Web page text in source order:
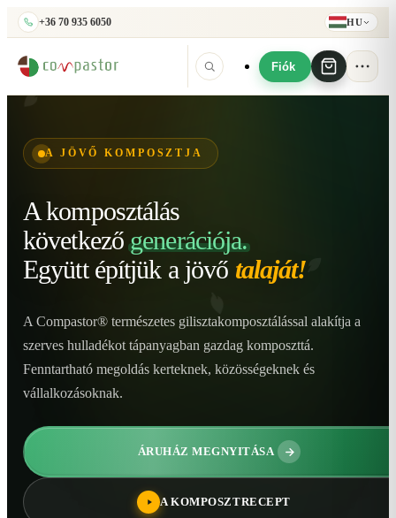
+36 70 935 6050 HU
Fiók
A JÖVŐ KOMPOSZTJA
A komposztálás
következő generációja.
Együtt építjük a jövő talaját!
A Compastor® természetes gilisztakomposztálással alakítja a
szerves hulladékot tápanyagban gazdag komposzttá.
Fenntartható megoldás kerteknek, közösségeknek és
vállalkozásoknak.
ÁRUHÁZ MEGNYITÁSA
A KOMPOSZTRECEPT